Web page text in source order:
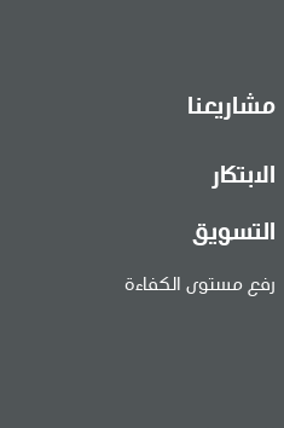
مشاريعنا
الابتكار
التسويق
رفع مستوى الكفاءة